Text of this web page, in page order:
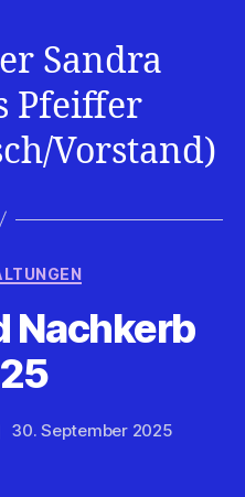
Sandra
Pfeiffer
Vorstand)
Nachkerb
30. September 2025